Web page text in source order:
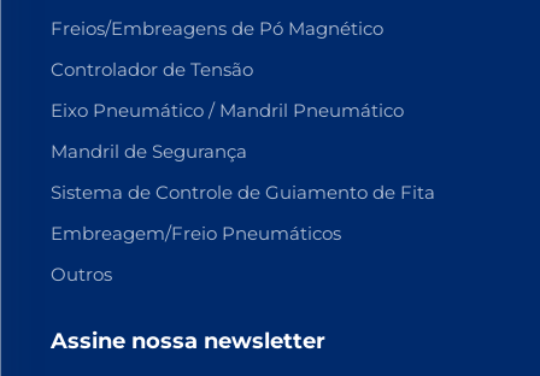
Freios/Embreagens de Pó Magnético
Controlador de Tensão
Eixo Pneumático / Mandril Pneumático
Mandril de Segurança
Sistema de Controle de Guiamento de Fita
Embreagem/Freio Pneumáticos
Outros
Assine nossa newsletter